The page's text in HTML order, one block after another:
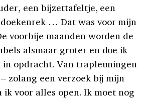
een bijzettafeltje, een
… Dat was voor mijn
voorbije maanden worden de
alsmaar groter en doe ik
opdracht. Van trapleuningen
zolang een verzoek bij mijn
voor alles open. Ik moet nog